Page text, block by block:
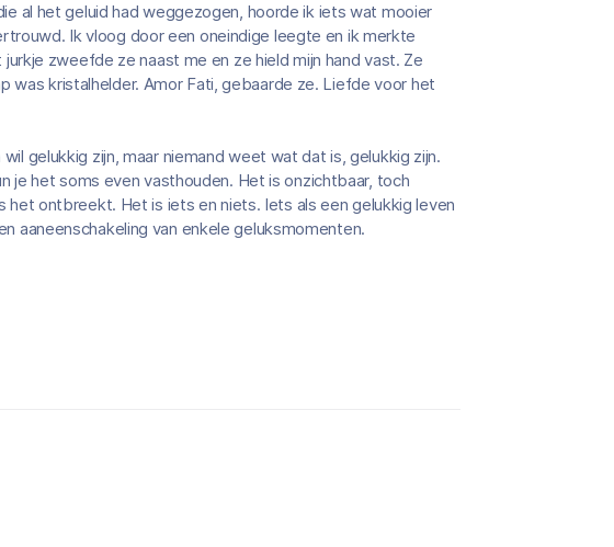
al het geluid had weggezogen, hoorde ik iets wat mooier
Ik vloog door een oneindige leegte en ik merkte
zweefde ze naast me en ze hield mijn hand vast. Ze
was kristalhelder. Amor Fati, gebaarde ze. Liefde voor het
gelukkig zijn, maar niemand weet wat dat is, gelukkig zijn.
je het soms even vasthouden. Het is onzichtbaar, toch
het ontbreekt. Het is iets en niets. Iets als een gelukkig leven
aaneenschakeling van enkele geluksmomenten.